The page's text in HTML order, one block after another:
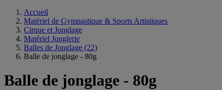
Accueil
Matériel de Gymnastique & Sports Artistiques
Cirque et Jonglage
Matériel Jonglerie
Balles de Jonglage (22)
Balle de jonglage - 80g
Balle de jonglage - 80g